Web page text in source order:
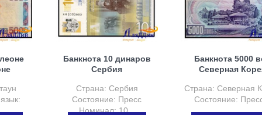
Банкнота 10 динаров
Сербия
Страна: Сербия
Состояние: Пресс
Номинал: 10...
Банкнота 5000
Северная
Страна: Северная
Состояние: